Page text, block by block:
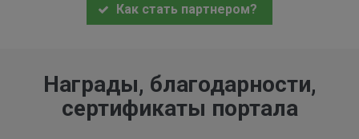
Как стать партнером?
Награды, благодарности,
сертификаты портала